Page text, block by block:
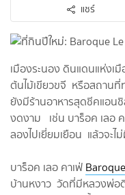
แชร์
เมืองระนอง ดินแดนแห่งเ
ต้นไม้เขียวขจี หรือสถาน
ยังมีร้านอาหารสุดชีคแอน
งดงาม เช่น บาร็อค เลอ
ลองไปเยี่ยมเยือน แล้วจะ
บาร็อค เลอ คาเฟ่
บ้านหงาว วัดที่มีหลวงพ่อ